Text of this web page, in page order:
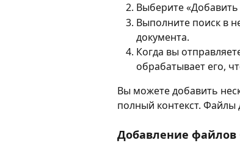
Выберите «Добавить
Выполните поиск в
документа.
Когда вы
обрабатывает его,
Вы можете добавить
полный контекст. Файлы
Добавление файлов